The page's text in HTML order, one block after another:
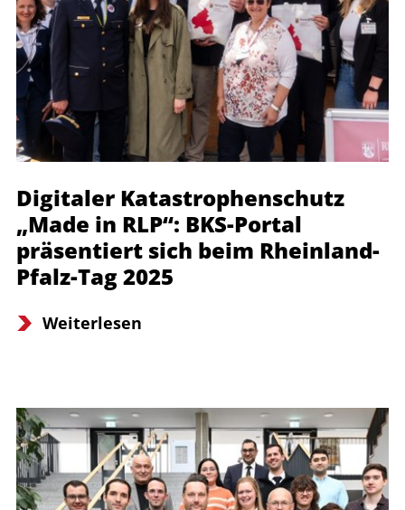
Digitaler Katastrophenschutz
„Made in RLP“: BKS-Portal
präsentiert sich beim Rheinland-
Pfalz-Tag 2025
Weiterlesen